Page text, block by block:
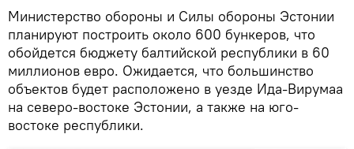
Министерство обороны и Силы обороны Эстонии
планируют построить около 600 бункеров, что
обойдется бюджету балтийской республики в 60
миллионов евро. Ожидается, что большинство
объектов будет расположено в уезде Ида-Вирумаа
на северо-востоке Эстонии, а также на юго-
востоке республики.